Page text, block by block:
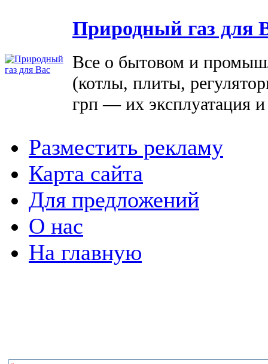
Природный газ для
Все о бытовом и
(котлы, плиты,
грп — их эксплуатация
Разместить рекламу
Карта сайта
Для предложений
О нас
На главную